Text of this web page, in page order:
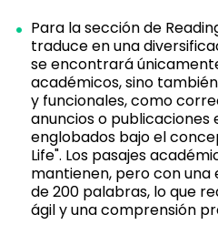
Para la sección de
traduce en una
se encontrará
académicos, sino
y funcionales, como
anuncios o publicaciones
englobados bajo el
Life". Los pasajes
mantienen, pero con una
de 200 palabras, lo que
ágil y una comprensión